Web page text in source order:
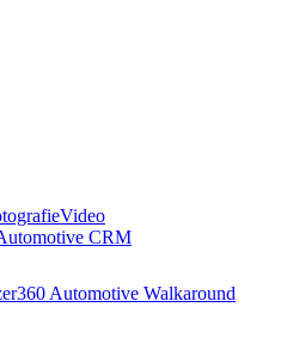
Video
CRM
360 Automotive Walkaround